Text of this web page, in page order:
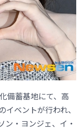
備蓄基地にて、高
ベントが行われ、
ン・ヨンジェ、イ・